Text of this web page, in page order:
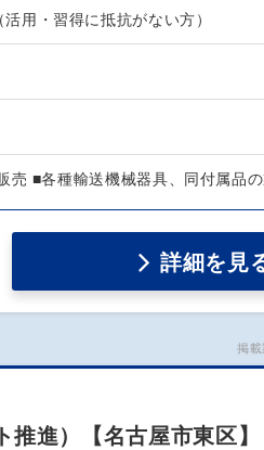
用・習得に抵抗がない方）
売 ■各種輸送機械器具、同付属品
詳細を見
掲
進）【名古屋市東区】